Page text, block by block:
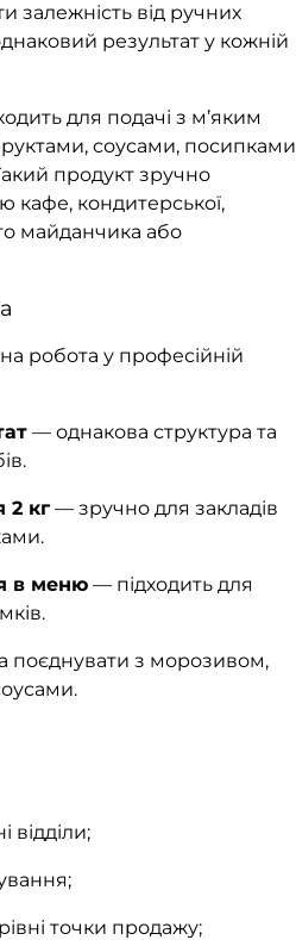
залежність від ручних
результат у кожній
для подачі з м’яким
соусами, посипками
продукт зручно
кафе, кондитерської,
майданчика або
робота у професійній
— однакова структура та
2 кг— зручно для закладів
в меню — підходить для
з морозивом,
відділи;
точки продажу;